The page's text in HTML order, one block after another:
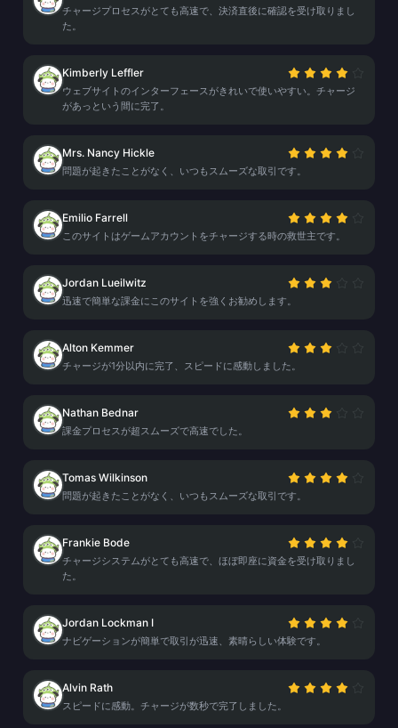
チャージプロセスがとても高速で、決済直後に確認を受け取りまし
た。
Kimberly Leffler
ウェブサイトのインターフェースがきれいで使いやすい。チャージ
があっという間に完了。
Mrs. Nancy Hickle
問題が起きたことがなく、いつもスムーズな取引です。
Emilio Farrell
このサイトはゲームアカウントをチャージする時の救世主です。
Jordan Lueilwitz
迅速で簡単な課金にこのサイトを強くお勧めします。
Alton Kemmer
チャージが1分以内に完了、スピードに感動しました。
Nathan Bednar
課金プロセスが超スムーズで高速でした。
Tomas Wilkinson
問題が起きたことがなく、いつもスムーズな取引です。
Frankie Bode
チャージシステムがとても高速で、ほぼ即座に資金を受け取りまし
た。
Jordan Lockman I
ナビゲーションが簡単で取引が迅速、素晴らしい体験です。
Alvin Rath
スピードに感動。チャージが数秒で完了しました。